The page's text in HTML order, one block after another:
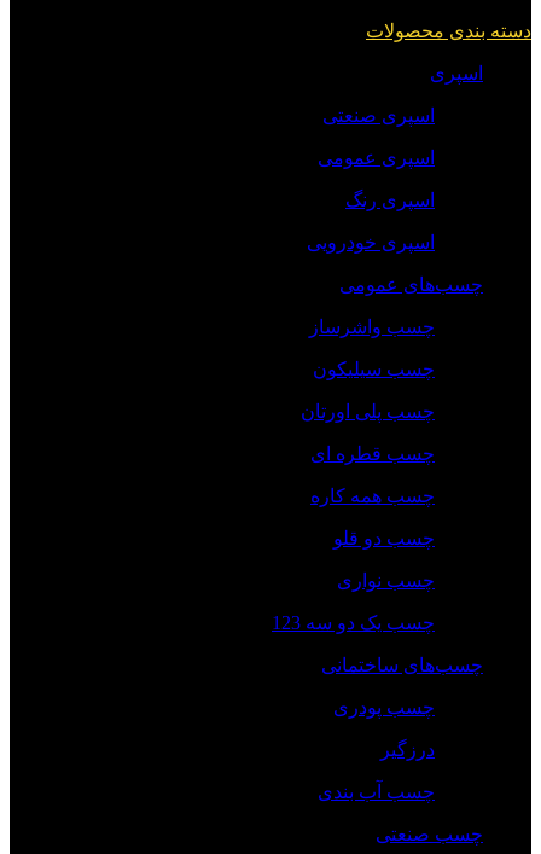
دسته بندی محصولات
اسپری
اسپری صنعتی
اسپری عمومی
اسپری رنگ
اسپری خودرویی
چسب‌های عمومی
چسب واشرساز
چسب سیلیکون
چسب پلی اورتان
چسب قطره ای
چسب همه کاره
چسب دو قلو
چسب نواری
چسب یک دو سه 123
چسب‌های ساختمانی
چسب پودری
درزگیر
چسب آب بندی
چسب صنعتی